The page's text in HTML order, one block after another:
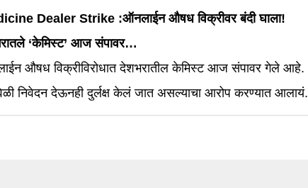
Dealer Strike :ऑनलाईन औषध विक्रीवर बंदी घाला!
‘केमिस्ट’ आज संपावर…
औषध विक्रीविरोधात देशभरातील केमिस्ट आज संपावर गेले आहे.
निवेदन देऊनही दुर्लक्ष केलं जात असल्याचा आरोप करण्यात आलायं.